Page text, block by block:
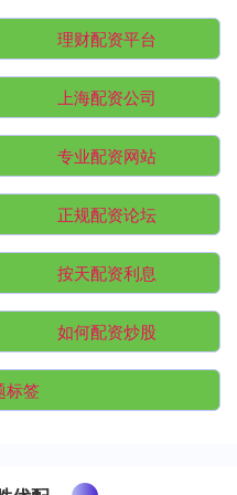
理财配资平台
上海配资公司
专业配资网站
正规配资论坛
按天配资利息
如何配资炒股
标签